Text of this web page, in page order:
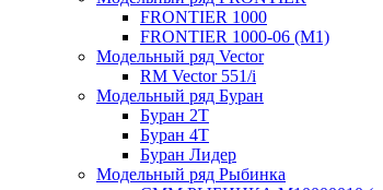
FRONTIER 1000
FRONTIER 1000-06 (М1)
Модельный ряд Vector
RM Vector 551/i
Модельный ряд Буран
Буран 2Т
Буран 4Т
Буран Лидер
Модельный ряд Рыбинка